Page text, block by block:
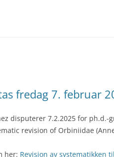
fredag 7. februar
disputerer 7.2.2025 for ph.d.-
revision of Orbiniidae
her: Revisjon av systematikken